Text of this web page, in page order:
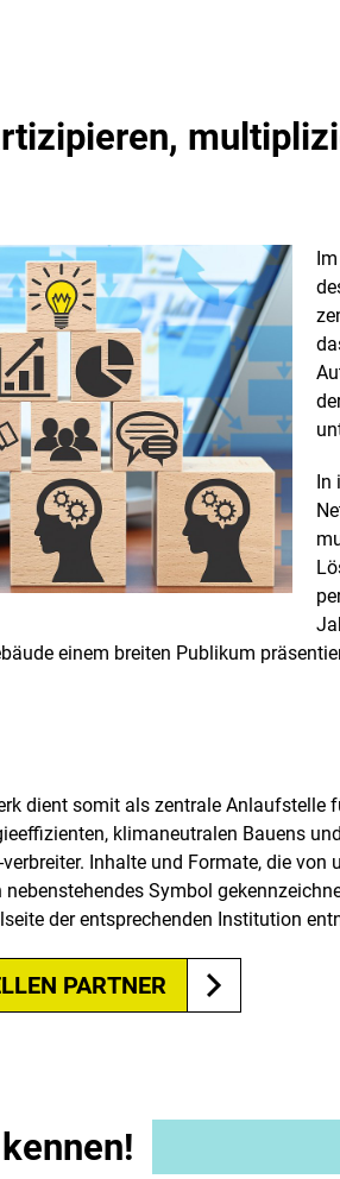
einem breiten Publikum
dient somit als zentrale Anlaufstelle
klimaneutralen Bauens
Inhalte und Formate, die von
Symbol
der entsprechenden Institution
PARTNER